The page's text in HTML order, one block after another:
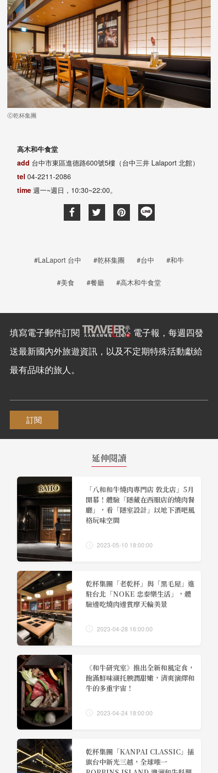
ⓒ乾杯集團
高木和牛食堂
add 台中市東區進德路600號5樓（台中三井 Lalaport 北館）
tel 04-2211-2086
time 週一~週日，10:30~22:00。
#LaLaport 台中 #乾杯集團 #台中 #和牛
#美食 #餐廳 #高木和牛食堂
填寫電子郵件訂閱
電子報，每週四發
送最新國內外旅遊資訊，以及不定期特殊活動獻給
最有品味的旅人。
訂閱
延伸閱讀
「八和和牛燒肉專門店 敦北店」5月
開幕！體驗「隱藏在西服店的燒肉餐
廳」，看「隱室設計」以地下酒吧風
格玩味空間
2023-05-10 18:00:00
乾杯集團「老乾杯」與「黑毛屋」進
駐台北「NOKE 忠泰樂生活」，體
驗邊吃燒肉邊賞摩天輪美景
2023-04-28 16:00:00
《和牛研究室》推出全新和風定食，
飽滿鮮味襯托腴潤甜嫩，清爽演繹和
牛的多重宇宙！
2023-04-24 18:00:00
乾杯集團「KANPAI CLASSIC」插
旗台中新光三越，全球唯一